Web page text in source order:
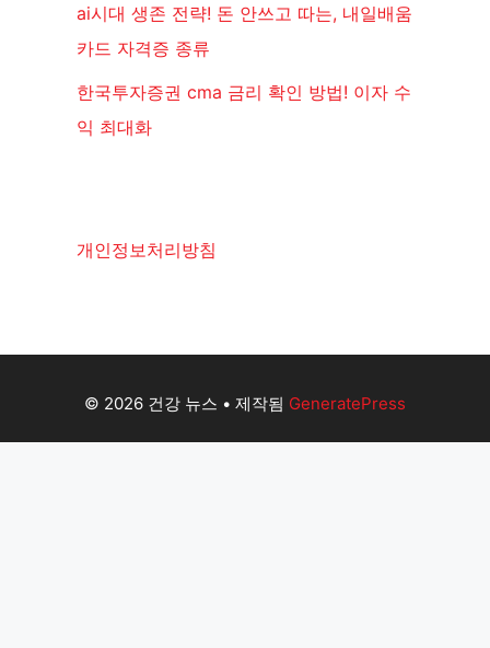
ai시대 생존 전략! 돈 안쓰고 따는, 내일배움
카드 자격증 종류
한국투자증권 cma 금리 확인 방법! 이자 수
익 최대화
개인정보처리방침
© 2026 건강 뉴스 • 제작됨 GeneratePress